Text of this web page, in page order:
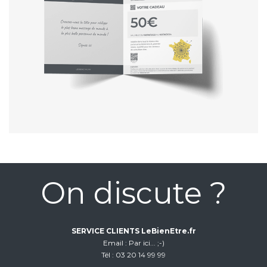
On discute ?
SERVICE CLIENTS LeBienEtre.fr
Email
Par ici... ;-)
Tél
03 20 14 99 99